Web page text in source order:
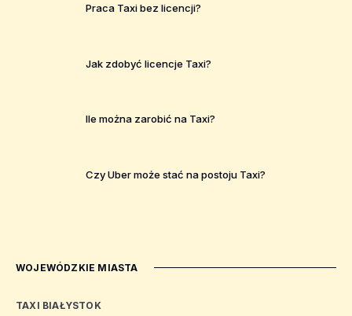
Praca Taxi bez licencji?
Jak zdobyć licencje Taxi?
Ile można zarobić na Taxi?
Czy Uber może stać na postoju Taxi?
WOJEWÓDZKIE MIASTA
TAXI BIAŁYSTOK